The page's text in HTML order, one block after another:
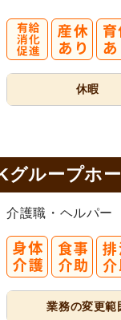
休暇
グループホ
介護職・ヘルパー
業務の変更範